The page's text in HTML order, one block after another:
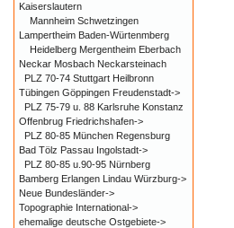
Kaiserslautern
Mannheim Schwetzingen
Lampertheim Baden-Würtenmberg
Heidelberg Mergentheim Eberbach
Neckar Mosbach Neckarsteinach
PLZ 70-74 Stuttgart Heilbronn
Tübingen Göppingen Freudenstadt->
PLZ 75-79 u. 88 Karlsruhe Konstanz
Offenbrug Friedrichshafen->
PLZ 80-85 München Regensburg
Bad Tölz Passau Ingolstadt->
PLZ 80-85 u.90-95 Nürnberg
Bamberg Erlangen Lindau Würzburg->
Neue Bundesländer->
Topographie International->
ehemalige deutsche Ostgebiete->